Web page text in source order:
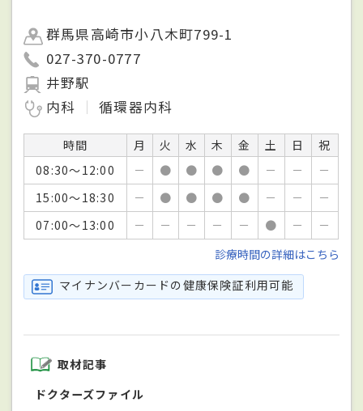
群馬県高崎市小八木町799-1
027-370-0777
井野駅
内科
循環器内科
時間 月 火 水 木 金 土 日
祝
08:30～12:00
－ ● ● ● ● － －
－
15:00～18:30
－ ● ● ● ● － －
－
07:00～13:00
－ － － － － ● －
－
診療時間の詳細はこちら
マイナンバーカードの健康保険証利用可能
取材記事
ドクターズファイル